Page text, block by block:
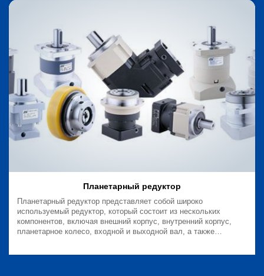
Планетарный редуктор
Планетарный редуктор представляет собой широко
используемый редуктор, который состоит из нескольких
компонентов, включая внешний корпус, внутренний корпус,
планетарное колесо, входной и выходной вал, а также